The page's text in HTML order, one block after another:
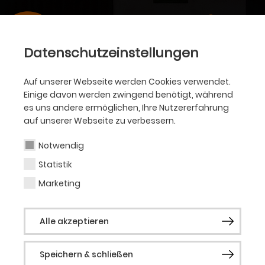
Datenschutzeinstellungen
Auf unserer Webseite werden Cookies verwendet.
Einige davon werden zwingend benötigt, während
es uns andere ermöglichen, Ihre Nutzererfahrung
auf unserer Webseite zu verbessern.
Notwendig
Statistik
Marketing
Alle akzeptieren
Speichern & schließen